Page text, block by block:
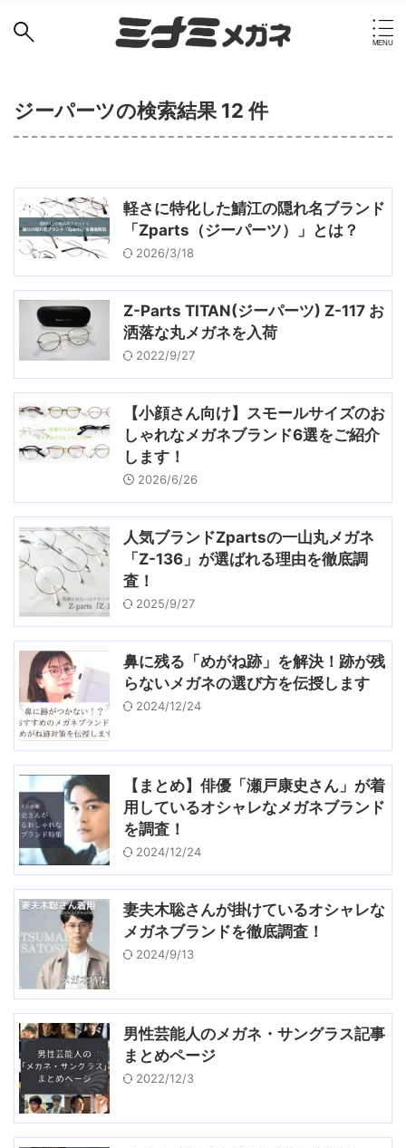
ジーパーツの検索結果 12 件
軽さに特化した鯖江の隠れ名ブランド
「Zparts（ジーパーツ）」とは？
2026/3/18
Z-Parts TITAN(ジーパーツ) Z-117 お
洒落な丸メガネを入荷
2022/9/27
【小顔さん向け】スモールサイズのお
しゃれなメガネブランド6選をご紹介
します！
2026/6/26
人気ブランドZpartsの一山丸メガネ
「Z-136」が選ばれる理由を徹底調
査！
2025/9/27
鼻に残る「めがね跡」を解決！跡が残
らないメガネの選び方を伝授します
2024/12/24
【まとめ】俳優「瀬戸康史さん」が着
用しているオシャレなメガネブランド
を調査！
2024/12/24
妻夫木聡さんが掛けているオシャレな
メガネブランドを徹底調査！
2024/9/13
男性芸能人のメガネ・サングラス記事
まとめページ
2022/12/3